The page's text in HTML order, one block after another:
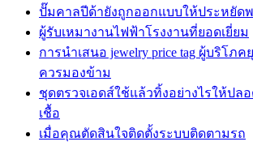
ปั๊มคาลปีด้ายังถูกออกแบบให้ประหยัด
ผู้รับเหมางานไฟฟ้าโรงงานที่ยอดเยี่ยม
การนำเสนอ jewelry price tag ผู้บริโภ
ควรมองข้าม
ชุดตรวจเอดส์ใช้แล้วทิ้งอย่างไรให้ปล
เชื้อ
เมื่อคุณตัดสินใจติดตั้งระบบติดตามรถ